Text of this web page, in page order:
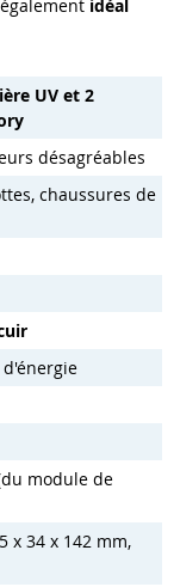
idéal
UV et 2
désagréables
chaussures de
module de
x 34 x 142 mm,